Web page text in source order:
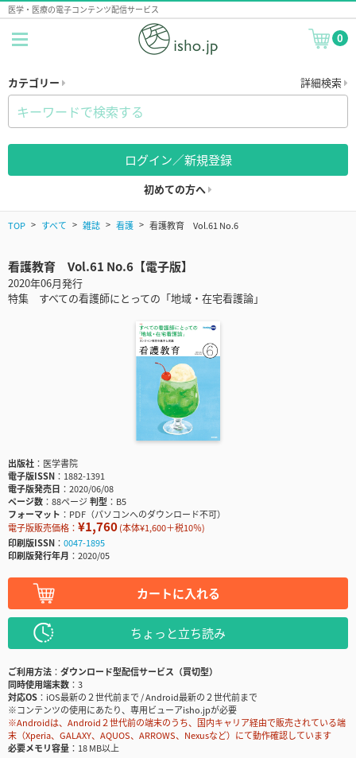
医学・医療の電子コンテンツ配信サービス
0
カテゴリー 詳細検索
ログイン／新規登録
初めての方へ
TOP すべて 雑誌 看護 看護教育 Vol.61 No.6
看護教育 Vol.61 No.6【電子版】
2020年06月発行
特集 すべての看護師にとっての「地域・在宅看護論」
出版社
医学書院
電子版ISSN
1882-1391
電子版発売日
2020/06/08
ページ数
88ページ判型
B5
フォーマット
PDF（パソコンへのダウンロード不可）
電子版販売価格： ¥1,760(本体¥1,600＋税10％)
印刷版ISSN
0047-1895
印刷版発行年月
2020/05
カートに入れる
ちょっと立ち読み
ご利用方法
ダウンロード型配信サービス（買切型）
同時使用端末数
3
対応OS
iOS最新の２世代前まで / Android最新の２世代前まで
※コンテンツの使用にあたり、専用ビューアisho.jpが必要
※Androidは、Android２世代前の端末のうち、国内キャリア経由で販売されている端
末（Xperia、GALAXY、AQUOS、ARROWS、Nexusなど）にて動作確認しています
必要メモリ容量
18 MB以上